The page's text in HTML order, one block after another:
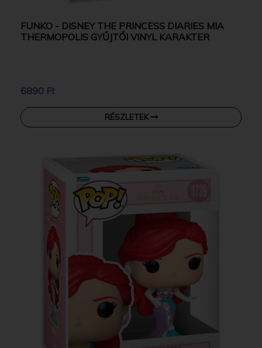
FUNKO - DISNEY THE PRINCESS DIARIES MIA
THERMOPOLIS GYŰJTŐI VINYL KARAKTER
6890 Ft
RÉSZLETEK